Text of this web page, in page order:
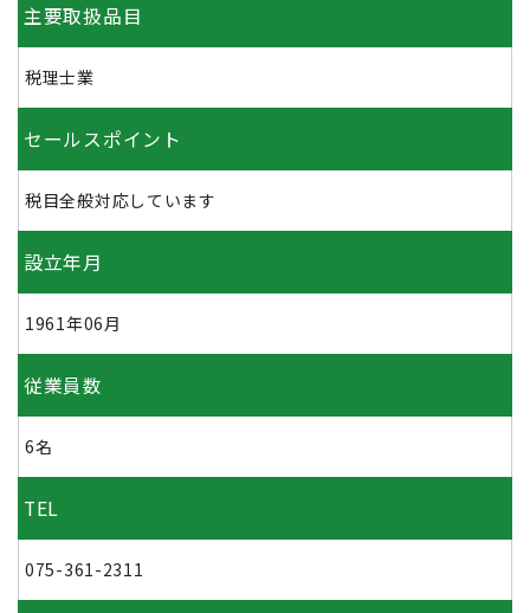
主要取扱品目
税理士業
セールスポイント
税目全般対応しています
設立年月
1961年06月
従業員数
6名
TEL
075-361-2311